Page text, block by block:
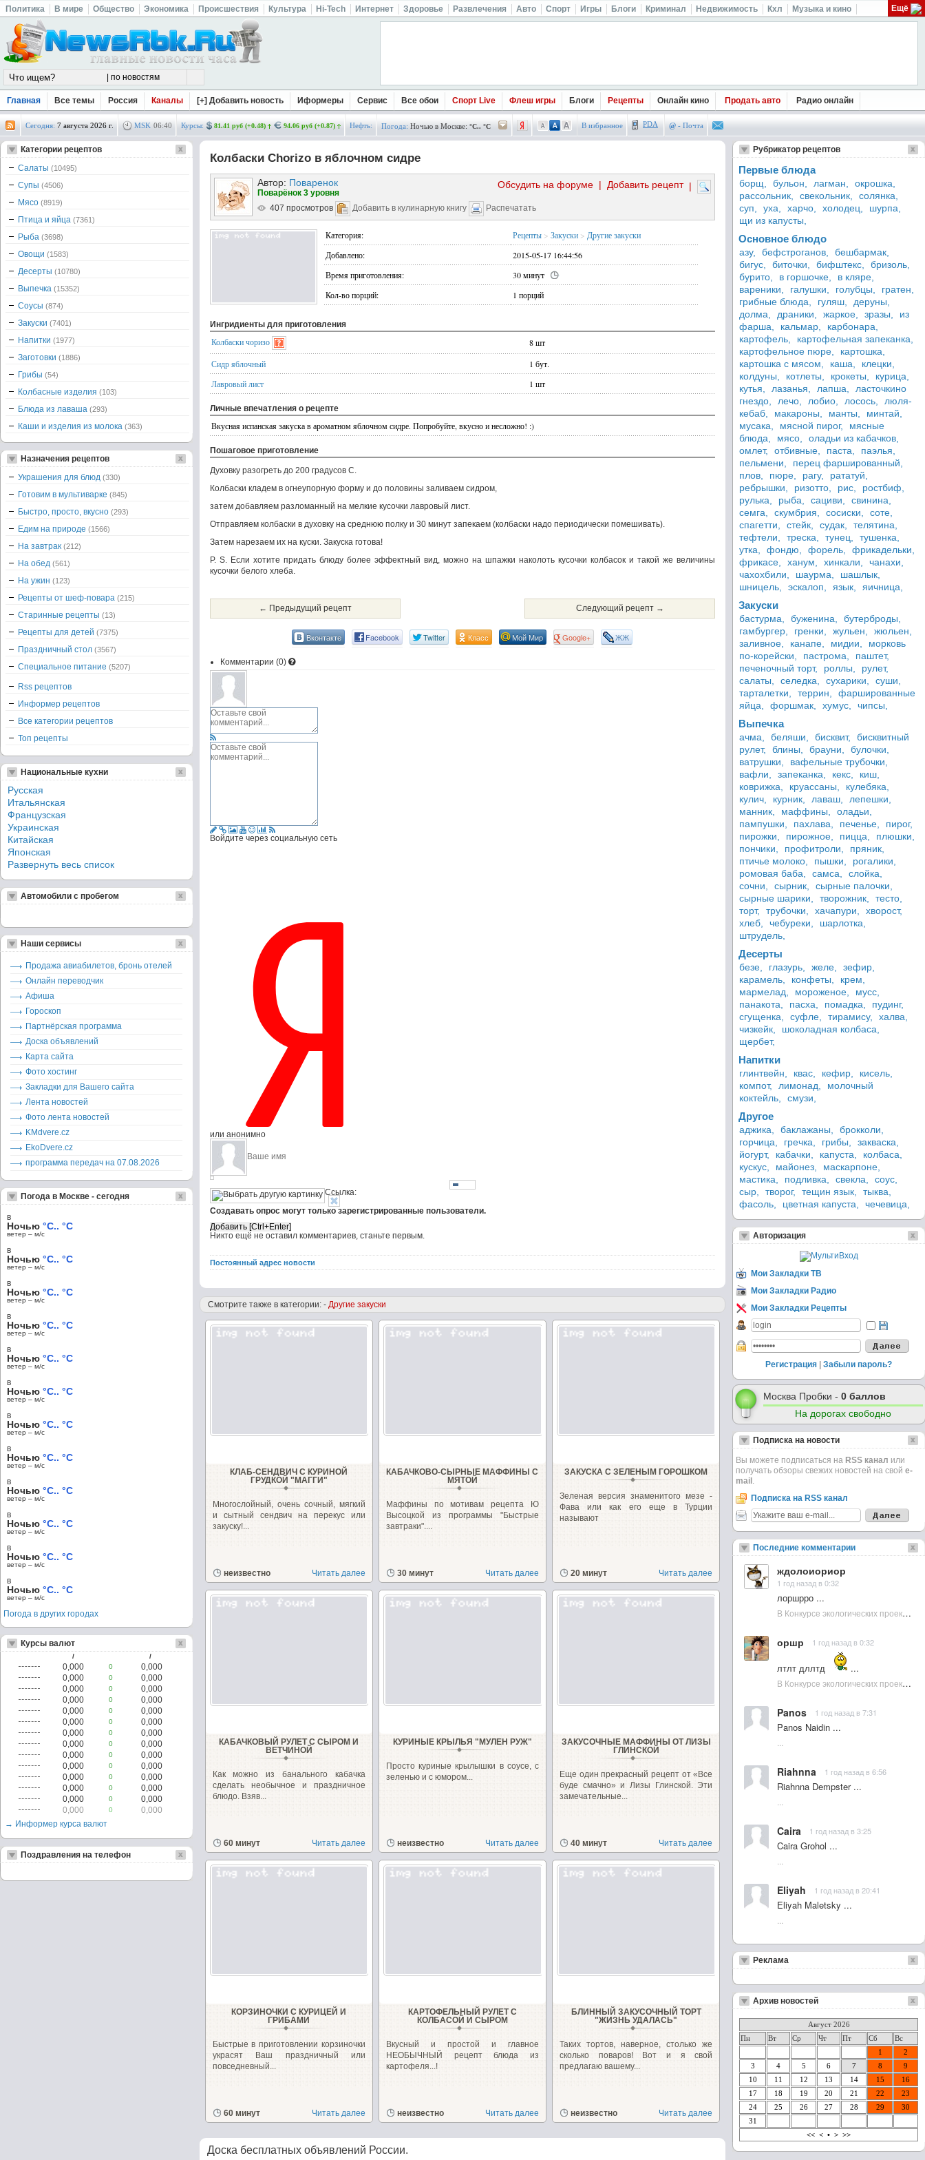
Политика В мире Общество Экономика Происшествия Культура Hi-Tech Интернет Здоровье Развлечения Авто Спорт Игры Блоги Криминал Недвижимость Кхл Музыка и кино Ещё
Главная Все темы Россия Каналы [+] Добавить новость Иформеры Сервис Все обои Спорт Live Флеш игры Блоги Рецепты Онлайн кино Продать авто Радио онлайн
Сегодня: 7 августа 2026 г. MSK 06:40 Курсы: 81.41 руб (+0.48) 94.06 руб (+0.87) Нефть: Погода: Ночью в Москве: °C.. °C В избранное PDA @ - Почта
Колбаски Chorizo в яблочном сидре
Автор: Поваренок |
Добавить рецепт
|
Обсудить на форуме
Поварёнок 3 уровня
407 просмотров
Добавить в кулинарную книгу Распечатать
Категория: Рецепты > Закуски > Другие закуски
Добавлено:
2015-05-17 16:44:56
Время приготовления:
30 минут
Кол-во порций:
1 порций
Ингридиенты для приготовления
Колбаски чоризо
8 шт
Сидр яблочный
1 бут.
Лавровый лист
1 шт
Личные впечатления о рецепте
Вкусная испанская закуска в ароматном яблочном сидре. Попробуйте, вкусно и несложно! :)
Пошаговое приготовление
Духовку разогреть до 200 градусов С.
Колбаски кладeм в огнеупорную форму и до половины заливаем сидром,
затем добавляем разломанный на мелкие кусочки лавровый лист.
Отправляем колбаски в духовку на среднюю полку и 30 минут запекаем (колбаски надо периодически помешивать).
Затем нарезаем их на куски. Закуска готова!
P. S. Если хотите придать блюду более эффектный вид, можно на шпажки наколоть кусочки колбасок и такой же величины
кусочки белого хлеба.
← Предыдущий рецепт Следующий рецепт →
Вконтакте Facebook Twitter Класс Мой Мир Google+ ЖЖ
Комментарии (0)
Войдите через социальную сеть
или анонимно
Ссылка:
Создавать опрос могут только зарегистрированные пользователи.
Никто ещё не оставил комментариев, станьте первым.
Постоянный адрес новости
Смотрите также в категории: -Другие закуски
КЛАБ-СЕНДВИЧ С КУРИНОЙ
ГРУДКОЙ "МАГГИ"
Многослойный, очень сочный, мягкий
и сытный сендвич на перекус или
закуску!...
неизвестно Читать далее
КАБАЧКОВО-СЫРНЫЕ МАФФИНЫ С
МЯТОЙ
Маффины по мотивам рецепта Ю
Высоцкой из программы "Быстрые
завтраки"....
30 минут Читать далее
ЗАКУСКА С ЗЕЛЕНЫМ ГОРОШКОМ
Зеленая версия знаменитого мезе -
Фава или как его еще в Турции
называют
20 минут Читать далее
КАБАЧКОВЫЙ РУЛЕТ С СЫРОМ И
ВЕТЧИНОЙ
Как можно из банального кабачка
сделать необычное и праздничное
блюдо. Взяв...
60 минут Читать далее
КУРИНЫЕ КРЫЛЬЯ "МУЛЕН РУЖ"
Просто куриные крылышки в соусе, с
зеленью и с юмором...
неизвестно Читать далее
ЗАКУСОЧНЫЕ МАФФИНЫ ОТ ЛИЗЫ
ГЛИНСКОЙ
Еще один прекрасный рецепт от «Все
буде смачно» и Лизы Глинской. Эти
замечательные...
40 минут Читать далее
КОРЗИНОЧКИ С КУРИЦЕЙ И
ГРИБАМИ
Быстрые в приготовлении корзиночки
украсят Ваш праздничный или
повседневный...
60 минут Читать далее
КАРТОФЕЛЬНЫЙ РУЛЕТ С
КОЛБАСОЙ И СЫРОМ
Вкусный и простой и главное
НЕОБЫЧНЫЙ рецепт блюда из
картофеля...!
неизвестно Читать далее
БЛИННЫЙ ЗАКУСОЧНЫЙ ТОРТ
"ЖИЗНЬ УДАЛАСЬ"
Таких тортов, наверное, столько же
сколько поваров! Вот и я свой
предлагаю вашему...
неизвестно Читать далее
Доска бесплатных объявлений России.
Категории рецептов
Салаты (10495)
Супы (4506)
Мясо (8919)
Птица и яйца (7361)
Рыба (3698)
Овощи (1583)
Десерты (10780)
Выпечка (15352)
Соусы (874)
Закуски (7401)
Напитки (1977)
Заготовки (1886)
Грибы (54)
Колбасные изделия (103)
Блюда из лаваша (293)
Каши и изделия из молока (363)
Назначения рецептов
Украшения для блюд (330)
Готовим в мультиварке (845)
Быстро, просто, вкусно (293)
Едим на природе (1566)
На завтрак (212)
На обед (561)
На ужин (123)
Рецепты от шеф-повара (215)
Старинные рецепты (13)
Рецепты для детей (7375)
Праздничный стол (3567)
Специальное питание (5207)
Rss рецептов
Информер рецептов
Все категории рецептов
Топ рецепты
Национальные кухни
Русская
Итальянская
Французская
Украинская
Китайская
Японская
Развернуть весь список
Автомобили с пробегом
Наши сервисы
Продажа авиабилетов, бронь отелей
Онлайн переводчик
Афиша
Гороскоп
Партнёрская программа
Доска объявлений
Карта сайта
Фото хостинг
Закладки для Вашего сайта
Лента новостей
Фото лента новостей
KMdvere.cz
EkoDvere.cz
программа передач на 07.08.2026
Погода в Москве - сегодня
в
Ночью °C.. °C
ветер – м/c
в
Ночью °C.. °C
ветер – м/c
в
Ночью °C.. °C
ветер – м/c
в
Ночью °C.. °C
ветер – м/c
в
Ночью °C.. °C
ветер – м/c
в
Ночью °C.. °C
ветер – м/c
в
Ночью °C.. °C
ветер – м/c
в
Ночью °C.. °C
ветер – м/c
в
Ночью °C.. °C
ветер – м/c
в
Ночью °C.. °C
ветер – м/c
в
Ночью °C.. °C
ветер – м/c
в
Ночью °C.. °C
ветер – м/c
Погода в других городах
Курсы валют
/ /
0,000 0
0,000
0,000
0
0,000
0,000
0
0,000
0,000
0
0,000
0,000
0
0,000
0,000
0
0,000
0,000
0
0,000
0,000
0
0,000
0,000
0
0,000
0,000
0
0,000
0,000
0
0,000
0,000
0
0,000
0,000
0
0,000
0,000
0
0,000
→ Информер курса валют
Поздравления на телефон
Рубрикатор рецептов
Первые блюда
борщ, бульон, лагман,
окрошка,
рассольник,
свекольник,
солянка,
суп,
уха, харчо, холодец,
шурпа,
щи из капусты,
Основное блюдо
азу, бефстроганов,
бешбармак,
бигус,
биточки, бифштекс,
бризоль,
бурито,
в горшочке,
в кляре,
вареники,
галушки, голубцы,
гратен,
грибные блюда,
гуляш,
деруны,
долма,
драники, жаркое, зразы,
из
фарша,
кальмар,
карбонара,
картофель,
картофельная запеканка,
картофельное пюре,
картошка,
картошка с мясом,
каша,
клецки,
колдуны,
котлеты, крокеты,
курица,
кутья,
лазанья, лапша,
ласточкино
гнездо,
лечо, лобио, лосось,
люля-
кебаб,
макароны, манты,
минтай,
мусака,
мясной пирог,
мясные
блюда,
мясо,
оладьи из кабачков,
омлет,
отбивные, паста,
паэлья,
пельмени,
перец фаршированный,
плов,
пюре, рагу,
рататуй,
ребрышки,
ризотто, рис,
ростбиф,
рулька,
рыба, сациви,
свинина,
семга,
скумбрия, сосиски,
соте,
спагетти,
стейк, судак,
телятина,
тефтели,
треска, тунец,
тушенка,
утка,
фондю, форель,
фрикадельки,
фрикасе,
ханум, хинкали,
чанахи,
чахохбили,
шаурма,
шашлык,
шницель,
эскалоп, язык, яичница,
Закуски
бастурма, буженина,
бутерброды,
гамбургер,
гренки, жульен,
жюльен,
заливное,
канапе, мидии,
морковь
по-корейски,
пастрома,
паштет,
печеночный торт,
роллы,
рулет,
салаты,
селедка, сухарики,
суши,
тарталетки,
террин,
фаршированные
яйца,
форшмак, хумус, чипсы,
Выпечка
ачма, беляши, бисквит,
бисквитный
рулет,
блины, брауни,
булочки,
ватрушки,
вафельные трубочки,
вафли,
запеканка, кекс,
киш,
коврижка,
круассаны,
кулебяка,
кулич,
курник, лаваш,
лепешки,
манник,
маффины,
оладьи,
пампушки,
пахлава, печенье,
пирог,
пирожки,
пирожное, пицца,
плюшки,
пончики,
профитроли,
пряник,
птичье молоко,
пышки,
рогалики,
ромовая баба,
самса,
слойка,
сочни,
сырник,
сырные палочки,
сырные шарики,
творожник,
тесто,
торт,
трубочки, хачапури,
хворост,
хлеб,
чебуреки,
шарлотка,
штрудель,
Десерты
безе, глазурь, желе,
зефир,
карамель,
конфеты,
крем,
мармелад,
мороженое,
мусс,
панакота,
пасха, помадка,
пудинг,
сгущенка,
суфле, тирамису,
халва,
чизкейк,
шоколадная колбаса,
щербет,
Напитки
глинтвейн, квас, кефир,
кисель,
компот,
лимонад,
молочный
коктейль,
смузи,
Другое
аджика, баклажаны,
брокколи,
горчица,
гречка, грибы,
закваска,
йогурт,
кабачки, капуста,
колбаса,
кускус,
майонез,
маскарпоне,
мастика,
подливка, свекла,
соус,
сыр,
творог, тещин язык,
тыква,
фасоль,
цветная капуста, чечевица,
Авторизация
Мои Закладки ТВ
Мои Закладки Радио
Мои Закладки Рецепты
Регистрация Забыли пароль?
Москва Пробки - 0 баллов
На дорогах свободно
Подписка на новости
Вы можете подписаться на RSS канал или
получать обзоры свежих новостей на свой e-
mail .
Подписка на RSS канал
Последние комментарии
ждолоиориор
1 год назад в 0:32
лоршрро ...
В Конкурсе экологических проектов в Подмосковье активно участвовала молодежь :: NewsRbk.ru...
оршр 1 год назад в 0:32
лтлт дллтд
...
В Конкурсе экологических проектов в Подмосковье активно участвовала молодежь :: NewsRbk.ru...
Panos 1 год назад в 7:31
Panos Naidin ...
Riahnna 1 год назад в 6:56
Riahnna Dempster ...
Caira 1 год назад в 3:25
Caira Grohol ...
Eliyah 1 год назад в 20:41
Eliyah Maletsky ...
Реклама
Архив новостей
Август 2026
Пн
Вт Ср Чт Пт Сб
Вс
1
2
3
4 5 6 7 8
9
10
11 12 13 14 15
16
17
18 19 20 21 22
23
24
25 26 27 28 29
30
31
<< < • > >>